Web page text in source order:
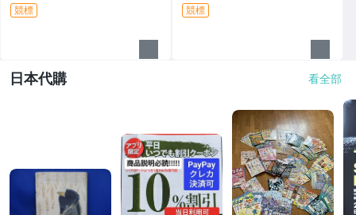
競標 競標
日本代購 看全部